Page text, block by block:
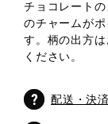
チョコレート
のチャームが
す。柄の出方
ください。
配送・決